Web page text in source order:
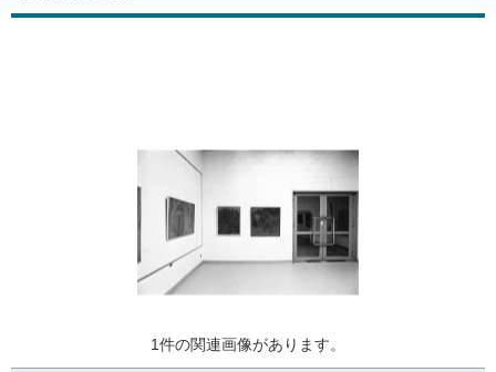
1件の関連画像があります。